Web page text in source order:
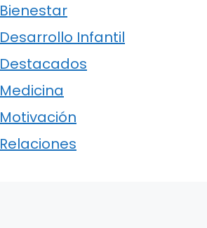
Bienestar
Desarrollo Infantil
Destacados
Medicina
Motivación
Relaciones